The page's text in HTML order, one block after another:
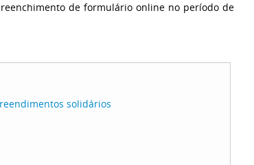
de formulário online no período de
solidários